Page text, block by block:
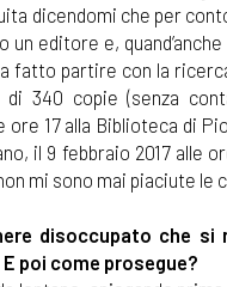
dicendomi che per
editore e,
fatto partire con la
340 copie (senza
ore 17 alla Biblioteca di
il 9 febbraio 2017
mi sono mai piaciute
disoccupato che
poi come prosegue?